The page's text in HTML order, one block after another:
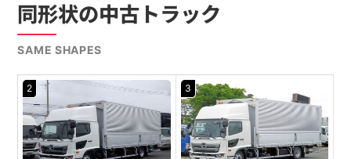
同形状の中古トラック
SAME SHAPES
2 3